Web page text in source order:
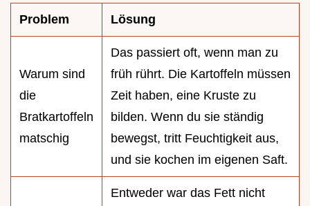
Problem Lösung
Warum sind
die
Bratkartoffeln
matschig
Das passiert oft, wenn man zu
früh rührt. Die Kartoffeln müssen
Zeit haben, eine Kruste zu
bilden. Wenn du sie ständig
bewegst, tritt Feuchtigkeit aus,
und sie kochen im eigenen Saft.
Entweder war das Fett nicht